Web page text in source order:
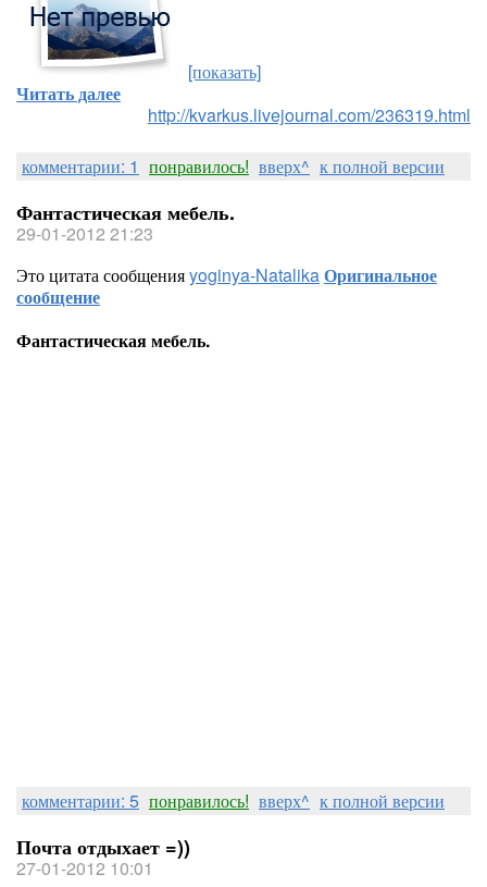
[показать]
Читать далее
http://kvarkus.livejournal.com/236319.html
комментарии: 1 понравилось! вверх^ к полной версии
Фантастическая мебель.
29-01-2012 21:23
Это цитата сообщенияyoginya-NatalikaОригинальное
сообщение
Фантастическая мебель.
комментарии: 5 понравилось! вверх^ к полной версии
Почта отдыхает =))
27-01-2012 10:01